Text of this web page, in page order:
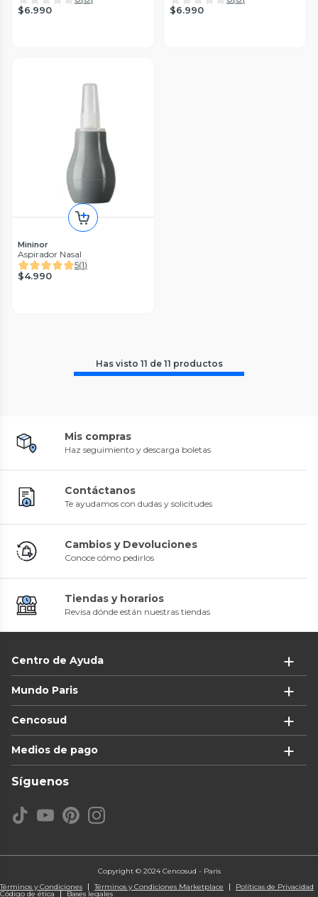
$6.990 $6.990
Mininor
Aspirador Nasal
5(1)
$4.990
Has visto 11 de 11 productos
Mis compras
Haz seguimiento y descarga boletas
Contáctanos
Te ayudamos con dudas y solicitudes
Cambios y Devoluciones
Conoce cómo pedirlos
Tiendas y horarios
Revisa dónde están nuestras tiendas
Centro de Ayuda
Mundo Paris
Cencosud
Medios de pago
Síguenos
Copyright © 2024 Cencosud - Paris
Términos y Condiciones
Términos y Condiciones Marketplace Políticas de Privacidad
Código de ética Bases legales